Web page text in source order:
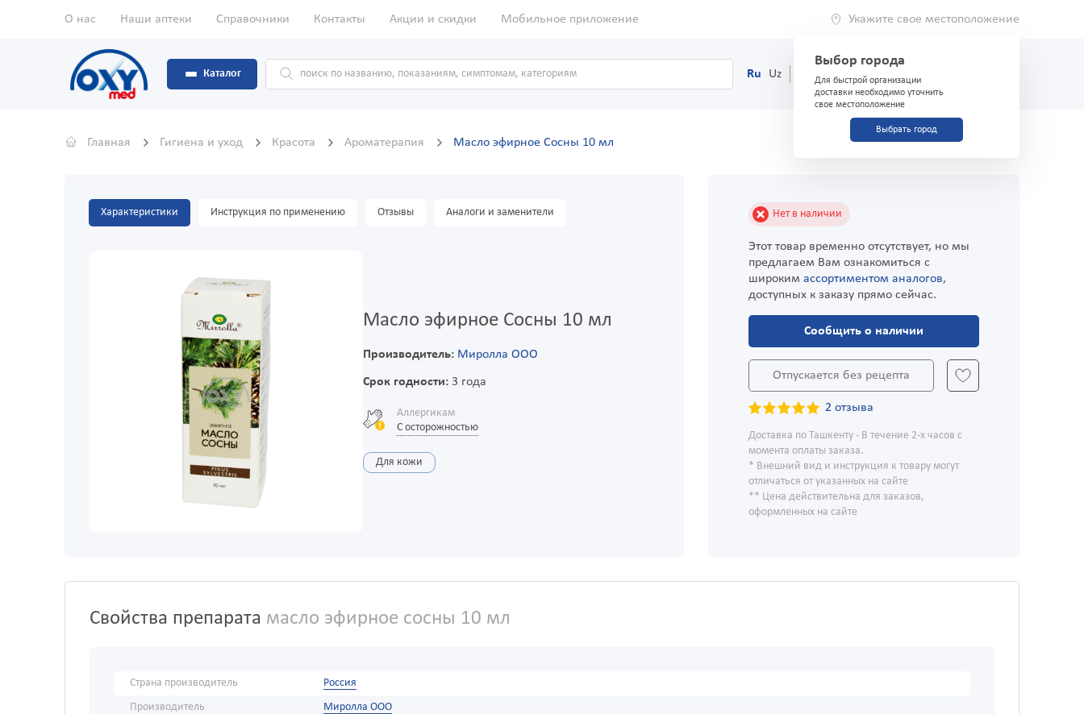
О нас Наши аптеки Справочники Контакты Акции и скидки Мобильное приложение Укажите свое местоположение
Выбор города
Для быстрой организации
доставки необходимо уточнить
свое местоположение
Выбрать город
Каталог Ru Uz (71) 200-03-03
Главная Гигиена и уход Красота Ароматерапия Масло эфирное Сосны 10 мл
Характеристики Инструкция по применению Отзывы Аналоги и заменители
Масло эфирное Сосны 10 мл
Производитель: Миролла ООО
Срок годности:3 года
Аллергикам
С осторожностью
Для кожи
Нет в наличии
Этот товар временно отсутствует, но мы
предлагаем Вам ознакомиться с
широким ассортиментом аналогов,
доступных к заказу прямо сейчас.
Сообщить о наличии
Отпускается без рецепта
2 отзыва
Доставка по Ташкенту - В течение 2-х часов с
момента оплаты заказа.
* Внешний вид и инструкция к товару могут
отличаться от указанных на сайте
** Цена действительна для заказов,
оформленных на сайте
Свойства препарата масло эфирное сосны 10 мл
Страна производитель
Россия
Производитель
Миролла ООО